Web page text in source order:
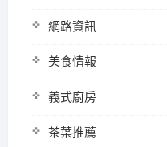
網路資訊
美食情報
義式廚房
茶葉推薦